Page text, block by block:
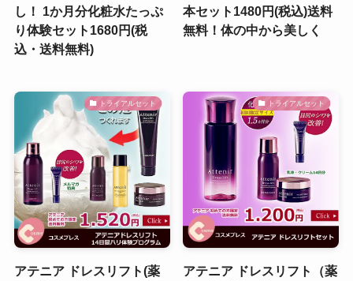
し！ 1か月分化粧水たっぷ
り体験セット1680円(税
込・送料無料)
本セット1480円(税込)送料
無料！体の中から美しく
トライアルセット
アテニア ドレスリフト(薬
トライアルセット
アテニア ドレスリフト（薬